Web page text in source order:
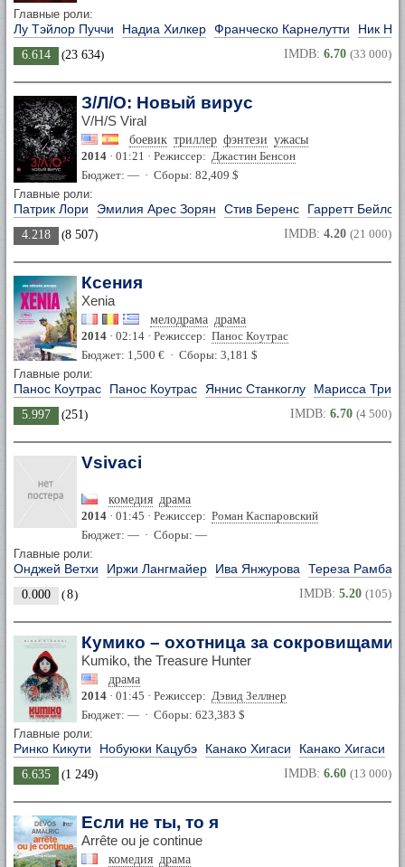
Главные роли:
Лу Тэйлор Пуччи Надиа Хилкер Франческо Карнелутти Ник
6.614 (23 634) IMDB: 6.70 (33 000)
З/Л/О: Новый вирус
V/H/S Viral
боевик триллер фэнтези ужасы
2014 · 01:21 · Режиссер: Джастин Бенсон
Бюджет: — · Сборы: 82,409 $
Главные роли:
Патрик Лори Эмилия Арес Зорян Стив Беренс Гарретт Бейлс
4.218 (8 507) IMDB: 4.20 (21 000)
Ксения
Xenia
мелодрама драма
2014 · 02:14 · Режиссер: Панос Коутрас
Бюджет: 1,500 € · Сборы: 3,181 $
Главные роли:
Панос Коутрас Панос Коутрас Яннис Станкоглу Марисса
5.997 (251) IMDB: 6.70 (4 500)
Vsivaci
комедия драма
2014 · 01:45 · Режиссер: Роман Каспаровский
Бюджет: — · Сборы: —
Главные роли:
Онджей Ветхи Иржи Лангмайер Ива Янжурова Тереза Рамба
0.000 (8) IMDB: 5.20 (105)
Кумико – охотница за сокровищами
Kumiko, the Treasure Hunter
драма
2014 · 01:45 · Режиссер: Дэвид Зеллнер
Бюджет: — · Сборы: 623,383 $
Главные роли:
Ринко Кикути Нобуюки Кацубэ Канако Хигаси Канако Хигаси
6.635 (1 249) IMDB: 6.60 (13 000)
Если не ты, то я
Arrête ou je continue
комедия драма